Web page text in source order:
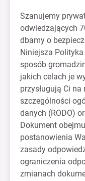
Szanujemy
odwiedzających
dbamy o
Niniejsza
sposób
jakich celach je
przysługują Ci
szczególności
danych (RODO)
Dokument
postanowienia
zasady
ograniczenia
zmianach